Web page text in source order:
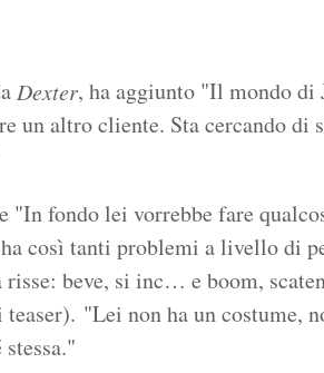
Dexter, ha aggiunto "Il mondo di
un altro cliente. Sta cercando di
"In fondo lei vorrebbe fare
così tanti problemi a livello di
beve, si inc… e boom,
"Lei non ha un costume,